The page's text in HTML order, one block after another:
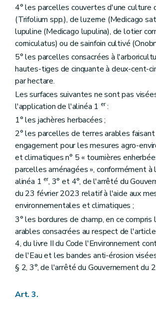
4° les parcelles couvertes d'une culture
(Trifolium spp.), de luzerne (Medicago
lupuline (Medicago lupulina), de lotier
corniculatus) ou de sainfoin cultivé
5° les parcelles consacrées à
hautes-tiges de cinquante à deux-cent-
par hectare.
Les surfaces suivantes ne sont pas
l'application de l'alinéa 1 er:
1° les jachères herbacées ;
2° les parcelles de terres arables
engagement pour les mesures agro-
et climatiques n° 5 « tournières
parcelles aménagées », conformément à
alinéa 1 er, 3° et 4°, de l'arrêté du
du 23 février 2023 relatif à l'aide aux
environnementales et climatiques ;
3° les bordures de champ, en ce
arables consacrées au respect de
4, du livre II du Code l'Environnement
de l'Eau et les bandes anti-érosion
§ 2, 3°, de l'arrêté du Gouvernement du
Art. 3.